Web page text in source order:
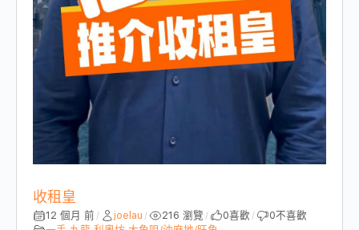
收租皇
12 個月 前 / joelau / 216 瀏覽 / 0喜歡 / 0不喜歡